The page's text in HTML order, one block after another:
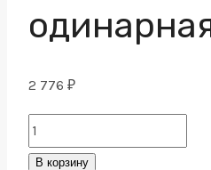
2 776 ₽
Борфреза
сфероцилиндрическая
В корзину